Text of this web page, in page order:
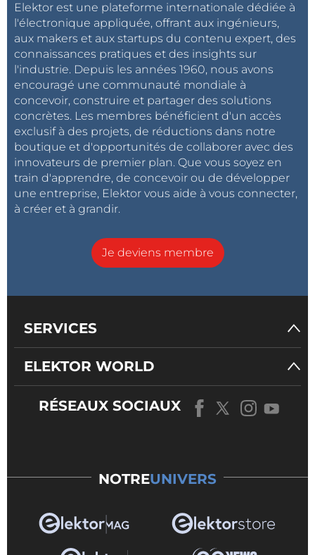
Elektor est une plateforme internationale dédiée à
l'électronique appliquée, offrant aux ingénieurs,
aux makers et aux startups du contenu expert, des
connaissances pratiques et des insights sur
l'industrie. Depuis les années 1960, nous avons
encouragé une communauté mondiale à
concevoir, construire et partager des solutions
concrètes. Les membres bénéficient d'un accès
exclusif à des projets, de réductions dans notre
boutique et d'opportunités de collaborer avec des
innovateurs de premier plan. Que vous soyez en
train d'apprendre, de concevoir ou de développer
une entreprise, Elektor vous aide à vous connecter,
à créer et à grandir.
Je deviens membre
SERVICES
ELEKTOR WORLD
RÉSEAUX SOCIAUX
NOTREUNIVERS